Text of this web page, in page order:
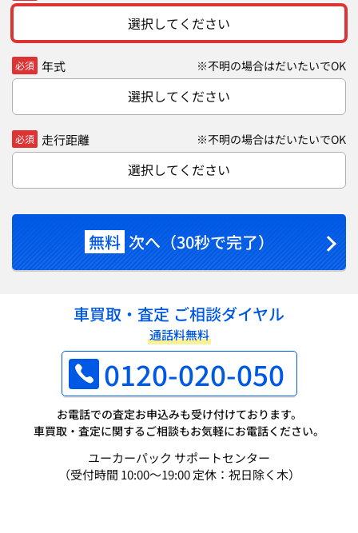
選択してください
必須 年式 ※不明の場合はだいたいでOK
選択してください
必須 走行距離 ※不明の場合はだいたいでOK
選択してください
無料 次へ（30秒で完了）
車買取・査定 ご相談ダイヤル
通話料無料
0120-020-050
お電話での査定お申込みも受け付けております。
車買取・査定に関するご相談もお気軽にお電話ください。
ユーカーパック サポートセンター
（受付時間 10:00～19:00 定休：祝日除く木）